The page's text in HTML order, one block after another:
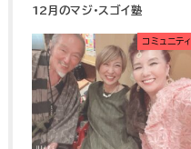
12月のマジ・スゴイ塾
コミュニティ